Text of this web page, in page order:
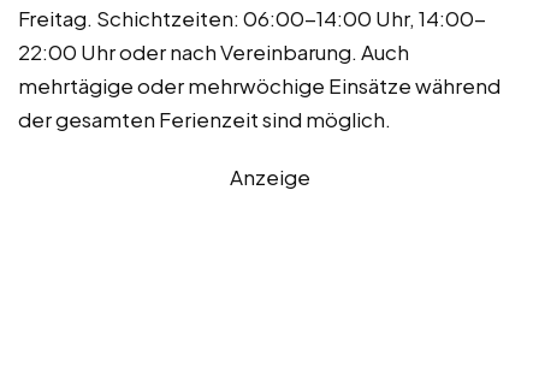
Freitag. Schichtzeiten: 06:00-14:00 Uhr, 14:00-
22:00 Uhr oder nach Vereinbarung. Auch
mehrtägige oder mehrwöchige Einsätze während
der gesamten Ferienzeit sind möglich.
Anzeige